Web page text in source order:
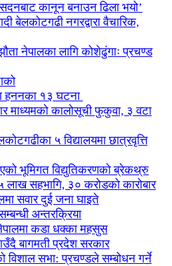
कानून बनाउन ढिला भयो’
बेलकोटगढी नगरद्वारा वैचारिक,
नेपालका लागि कोशेढुंगाः प्रचण्ड
हननका १३ घटना
माध्यमको कालोसूची फुकुवा, ३ वटा
५ विद्यालयमा छात्रवृत्ति
भूमिगत विद्युतिकरणको ब्रेकथ्रु
लाख सहभागि, ३० करोडको कारोबार
सवार दुई जना घाइते
अन्तरक्रिया
कडा धक्का महसुस
बागमती प्रदेश सरकार
विशाल सभा: प्रचण्डले सम्बोधन गर्ने